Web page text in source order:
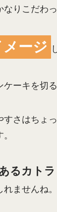
りこだわっ
ージ
ケーキを切
すさはちょ
るカト
ませんね。